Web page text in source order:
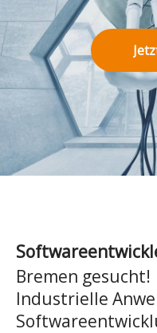
Bremen gesucht!
Industrielle